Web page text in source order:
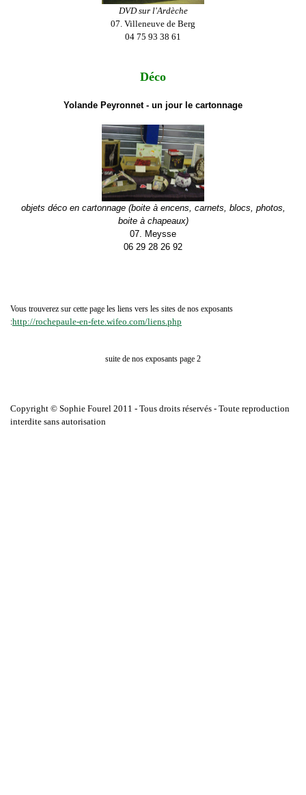
DVD sur l'Ardèche
07. Villeneuve de Berg
04 75 93 38 61
Déco
Yolande Peyronnet - un jour le cartonnage
objets déco en cartonnage (boite à encens, carnets, blocs, photos,
boite à chapeaux)
07. Meysse
06 29 28 26 92
Vous trouverez sur cette page les liens vers les sites de nos exposants
:http://rochepaule-en-fete.wifeo.com/liens.php
suite de nos exposants page 2
Copyright © Sophie Fourel 2011 - Tous droits réservés - Toute reproduction
interdite sans autorisation